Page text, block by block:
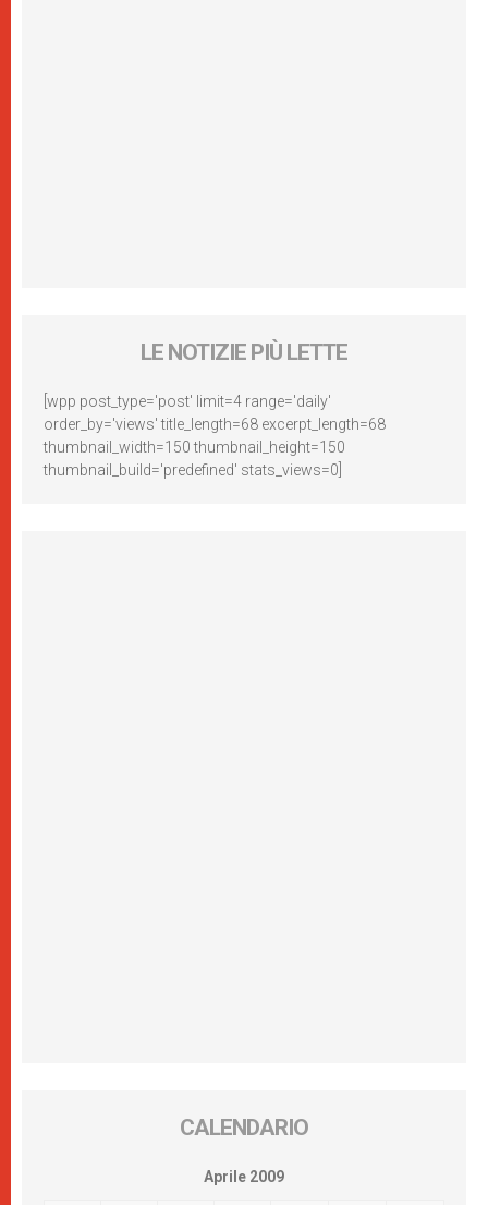
LE NOTIZIE PIÙ LETTE
[wpp post_type='post' limit=4 range='daily'
order_by='views' title_length=68 excerpt_length=68
thumbnail_width=150 thumbnail_height=150
thumbnail_build='predefined' stats_views=0]
CALENDARIO
Aprile 2009